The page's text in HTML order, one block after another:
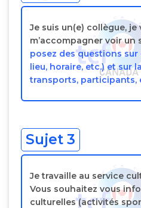
Je suis un(e) collègue,
m’accompagner voir un
posez des questions
lieu, horaire, etc.) et sur
transports, participants,
Sujet 3
Je travaille au service
Vous souhaitez vous
culturelles (activités